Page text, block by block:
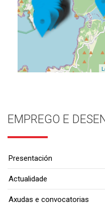
EMPREGO E
Presentación
Actualidade
Axudas e convocatorias